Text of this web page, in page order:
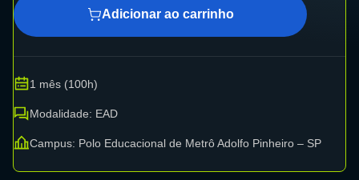
Adicionar ao carrinho
1 mês (100h)
Modalidade: EAD
Campus: Polo Educacional de Metrô Adolfo Pinheiro – SP